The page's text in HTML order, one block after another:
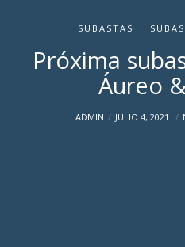
SUBASTAS
Próxima
Áureo
ADMIN JULIO 4, 2021